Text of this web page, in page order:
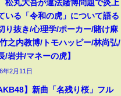
松丸大吾が違法賭博問題で炎上
いる「令和の虎」について語る
り抜き/心理学/ポーカー/賭け麻
之内教博/トモハッピー/林尚弘/
/岩井/マネーの虎】
年2月11日
】新曲「名残り桜」フル